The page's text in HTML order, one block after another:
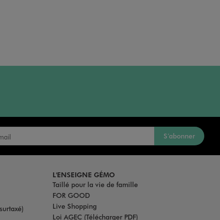
S’abonner
L'ENSEIGNE GÉMO
Taillé pour la vie de famille
FOR GOOD
Live Shopping
Loi AGEC (Télécharger PDF)